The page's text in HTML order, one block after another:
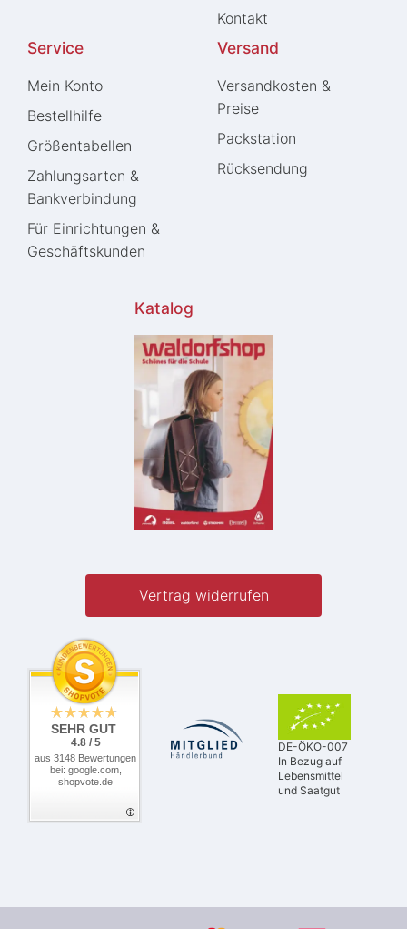
Kontakt
Service
Mein Konto
Bestellhilfe
Größentabellen
Zahlungsarten &
Bankverbindung
Für Einrichtungen &
Geschäftskunden
Versand
Versandkosten &
Preise
Packstation
Rücksendung
Katalog
Vertrag widerrufen
SEHR GUT
4.8 / 5
aus 3148 Bewertungen
bei: google.com,
shopvote.de
DE-ÖKO-007
In Bezug auf
Lebensmittel
und Saatgut